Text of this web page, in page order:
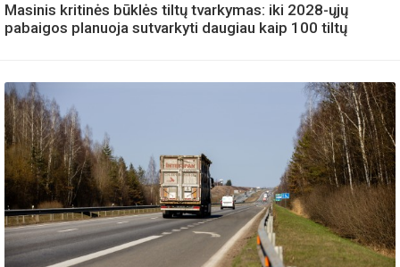
Masinis kritinės būklės tiltų tvarkymas: iki 2028-ųjų
pabaigos planuoja sutvarkyti daugiau kaip 100 tiltų